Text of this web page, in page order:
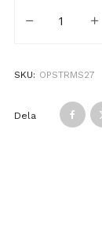
Vak - 1 x
SKU: OPSTRMS27
Dela